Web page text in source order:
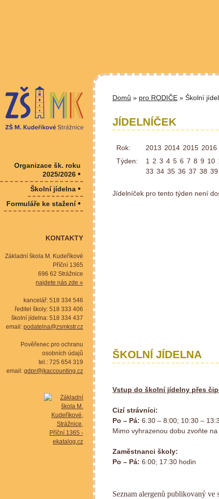
Domů » pro RODIČE » Školní
JÍDELNÍČEK
Rok: 2013 2014 2015 2016
Týden:
1 2 3 4 5 6 7 8 9 10
33 34 35 36 37 38 39
Jídelníček pro tento týden není
ŠKOLNÍ JÍDELNA
Vstup do školní jídelny přes
Cizí strávníci:
Po – Pá: 6:30 – 8:00; 10:30 –
Mimo vyhrazenou dobu zvoňte
Zaměstnanci školy:
Po – Pá: 6:00; 17:30 hodin
Seznam alergenů publikovaný
Organizace šk. roku
2025/2026 •
Školní jídelna •
Formuláře ke stažení•
KONTAKTY
Základní škola M. Kudeříkové
Příční 1365
696 62 Strážnice
najdete nás zde »
kancelář: 518 334 546
ředitel školy: 518 333 406
školní jídelna: 518 334 437
email: podatelna@zsmkstr.cz
Pověřenec pro ochranu
osobních údajů
tel.: 725 654 319
email: gdpr@jkaccounting.cz